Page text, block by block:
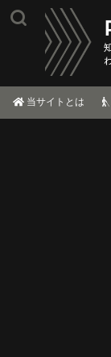
当サイトとは